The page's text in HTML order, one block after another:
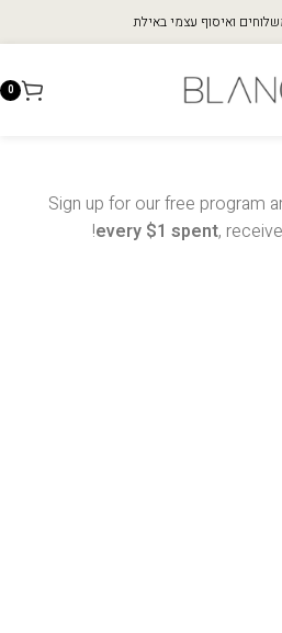
ואיסוף עצמי באילת
0
Sign up for our free program
every $1 spent,